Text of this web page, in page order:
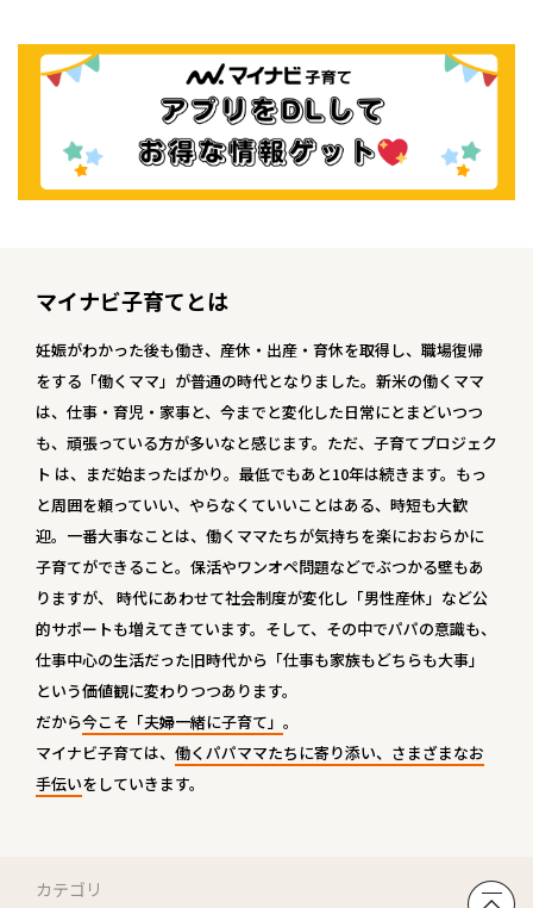
マイナビ子育てとは
妊娠がわかった後も働き、産休・出産・育休を取得し、職場復帰
をする「働くママ」が普通の時代となりました。新米の働くママ
は、仕事・育児・家事と、今までと変化した日常にとまどいつつ
も、頑張っている方が多いなと感じます。ただ、子育てプロジェク
ト は、まだ始まったばかり。最低でもあと10年は続きます。もっ
と周囲を頼っていい、やらなくていいことはある、時短も大歓
迎。一番大事なことは、働くママたちが気持ちを楽におおらかに
子育てができること。保活やワンオペ問題などでぶつかる壁もあ
りますが、 時代にあわせて社会制度が変化し「男性産休」など公
的サポートも増えてきています。そして、その中でパパの意識も、
仕事中心の生活だった旧時代から「仕事も家族もどちらも大事」
という価値観に変わりつつあります。
だから今こそ「夫婦一緒に子育て」 。
マイナビ子育ては、 働くパパママたちに寄り添い、さまざまなお
手伝いをしていきます。
カテゴリ